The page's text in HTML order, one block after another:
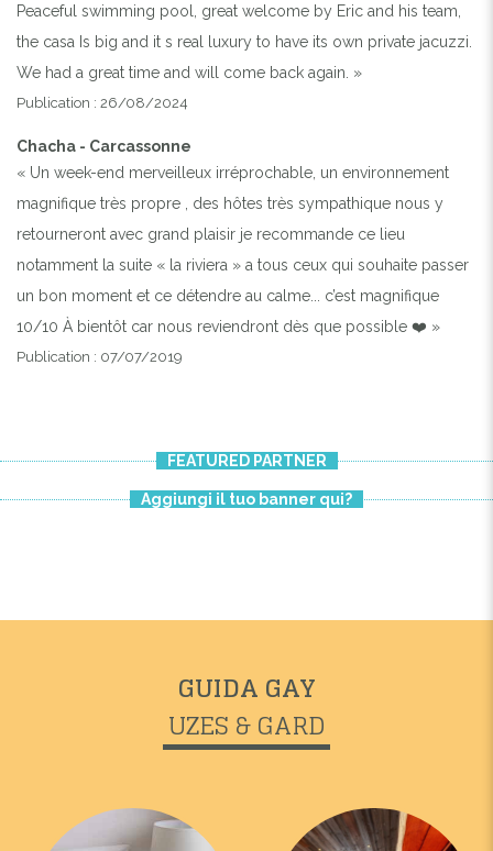
Peaceful swimming pool, great welcome by Eric and his team,
the casa Is big and it s real luxury to have its own private jacuzzi.
We had a great time and will come back again. »
Publication : 26/08/2024
Chacha - Carcassonne
« Un week-end merveilleux irréprochable, un environnement
magnifique très propre , des hôtes très sympathique nous y
retourneront avec grand plaisir je recommande ce lieu
notamment la suite « la riviera » a tous ceux qui souhaite passer
un bon moment et ce détendre au calme... c’est magnifique
10/10 À bientôt car nous reviendront dès que possible ❤️ »
Publication : 07/07/2019
FEATURED PARTNER
Aggiungi il tuo banner qui?
GUIDA GAY
UZES & GARD